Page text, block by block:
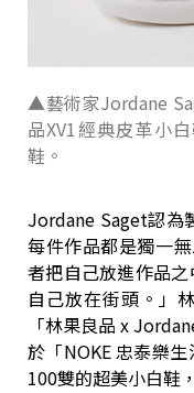
▲藝術家Jordane
品XV1經典皮革小
鞋。
Jordane Saget認為
每件作品都是獨一
者把自己放進作品
自己放在街頭。」
「林果良品 x
於「NOKE 忠泰樂
100雙的超美小白鞋